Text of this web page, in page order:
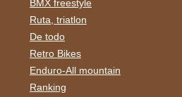
BMX freestyle
Ruta, triatlon
De todo
Retro Bikes
Enduro-All mountain
Ranking